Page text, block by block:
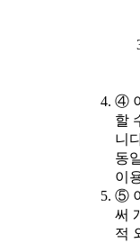
④
할
니
동
이
⑤
써
적